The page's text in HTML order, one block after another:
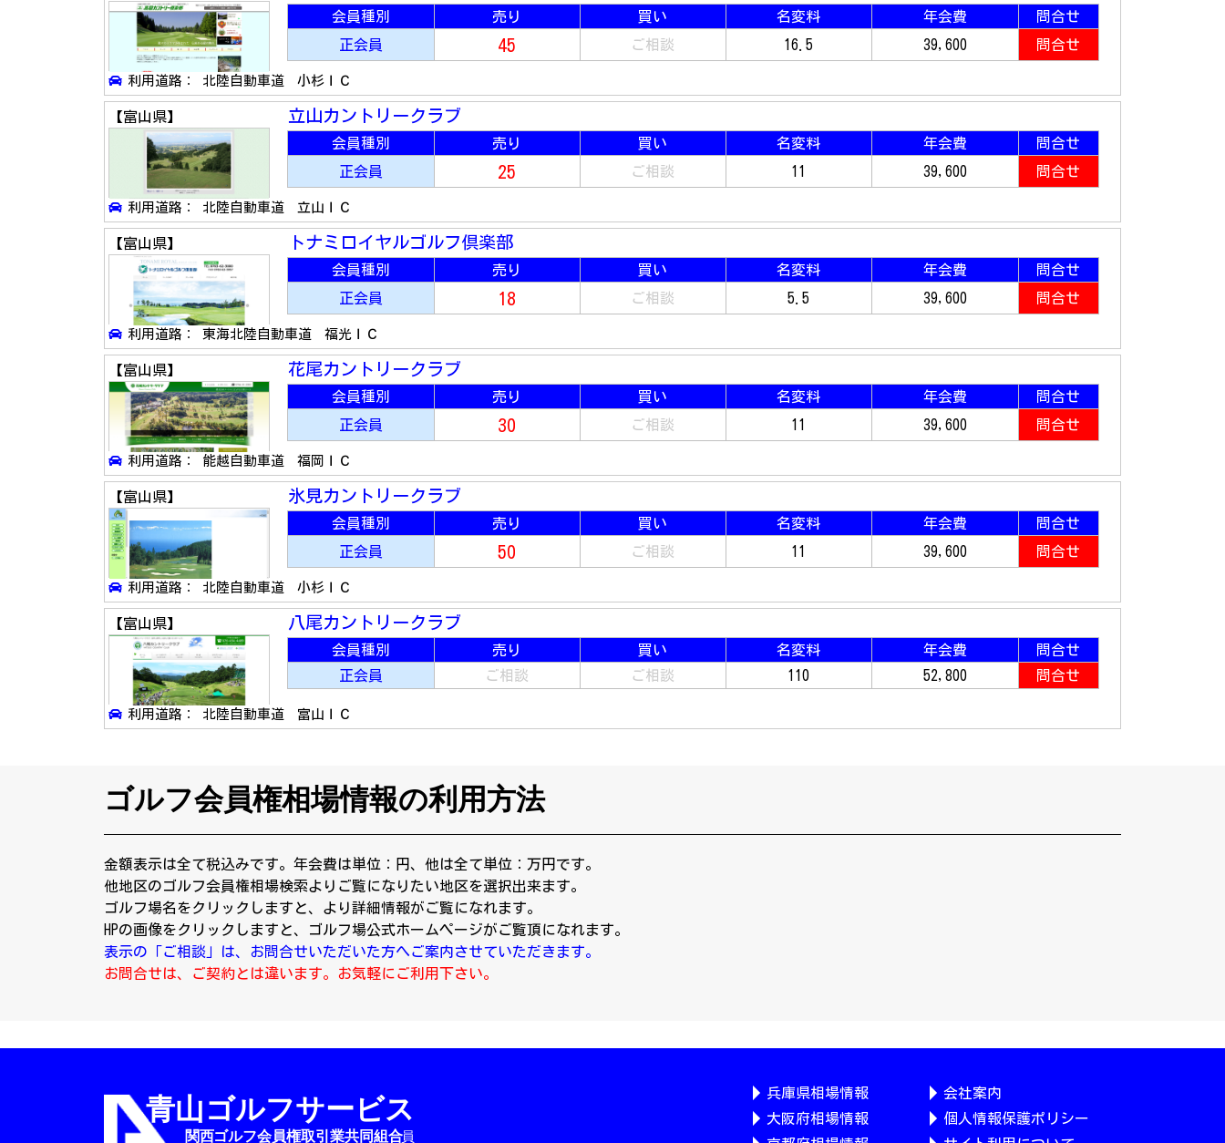
会員種別 売り 買い 名変料 年会費
問合せ
正会員
45 ご相談 16.5 39,600 問合せ
利用道路： 北陸自動車道 小杉ＩＣ
【富山県】 立山カントリークラブ
会員種別 売り 買い 名変料 年会費
問合せ
正会員
25 ご相談 11 39,600 問合せ
利用道路： 北陸自動車道 立山ＩＣ
【富山県】 トナミロイヤルゴルフ倶楽部
会員種別 売り 買い 名変料 年会費
問合せ
正会員
18 ご相談 5.5 39,600 問合せ
利用道路： 東海北陸自動車道 福光ＩＣ
【富山県】 花尾カントリークラブ
会員種別 売り 買い 名変料 年会費
問合せ
正会員
30 ご相談 11 39,600 問合せ
利用道路： 能越自動車道 福岡ＩＣ
【富山県】 氷見カントリークラブ
会員種別 売り 買い 名変料 年会費
問合せ
正会員
50 ご相談 11 39,600 問合せ
利用道路： 北陸自動車道 小杉ＩＣ
【富山県】 八尾カントリークラブ
会員種別 売り 買い 名変料 年会費
問合せ
正会員
ご相談 ご相談 110 52,800 問合せ
利用道路： 北陸自動車道 富山ＩＣ
ゴルフ会員権相場情報の利用方法
金額表示は全て税込みです。年会費は単位：円、他は全て単位：万円です。
他地区のゴルフ会員権相場検索よりご覧になりたい地区を選択出来ます。
ゴルフ場名をクリックしますと、より詳細情報がご覧になれます。
HPの画像をクリックしますと、ゴルフ場公式ホームページがご覧頂になれます。
表示の「ご相談」は、お問合せいただいた方へご案内させていただきます。
お問合せは、ご契約とは違います。お気軽にご利用下さい。
兵庫県相場情報
大阪府相場情報
会社案内
個人情報保護ポリシー